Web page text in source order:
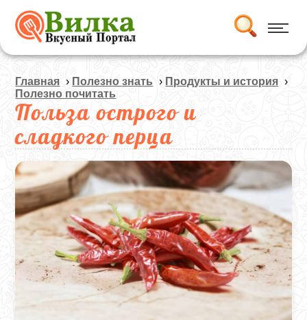
Главная › Полезно знать › Продукты и история ›
Полезно почитать
Польза острого и
сладкого перца